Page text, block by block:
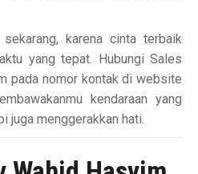
karena cinta terbaik
yang tepat. Hubungi Sales
pada nomor kontak di website
kendaraan yang
juga menggerakkan hati.